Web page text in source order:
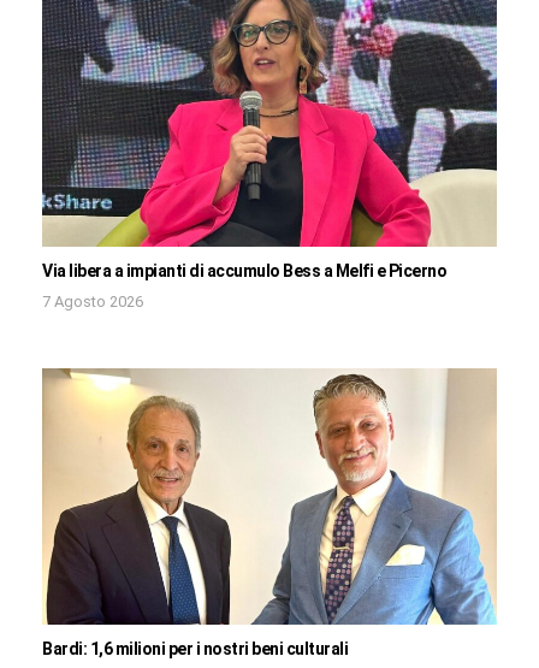
Via libera a impianti di accumulo Bess a Melfi e Picerno
7 Agosto 2026
Bardi: 1,6 milioni per i nostri beni culturali